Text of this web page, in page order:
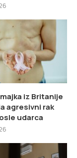
iz Britanije
agresivni rak
udarca